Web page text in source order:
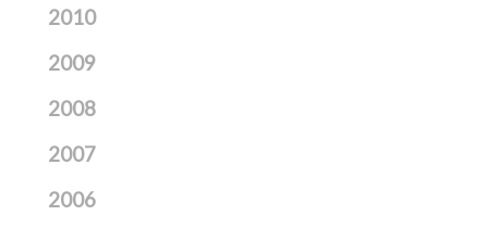
2010
2009
2008
2007
2006